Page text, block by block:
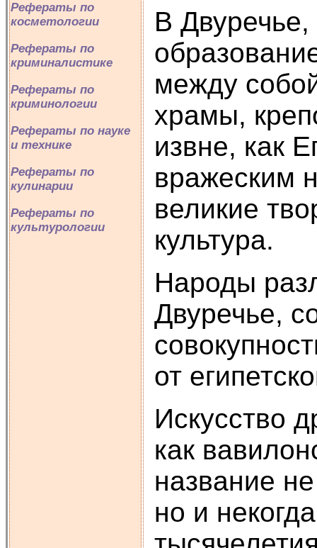
Рефераты по
косметологии
Рефераты по
криминалистике
Рефераты по
криминологии
Рефераты по науке
и технике
Рефераты по
кулинарии
Рефераты по
культурологии
В
между
храмы,
извне, как
вражеским
великие
культура.
Народы
Двуречье,
от
Искусство
как
название
но и